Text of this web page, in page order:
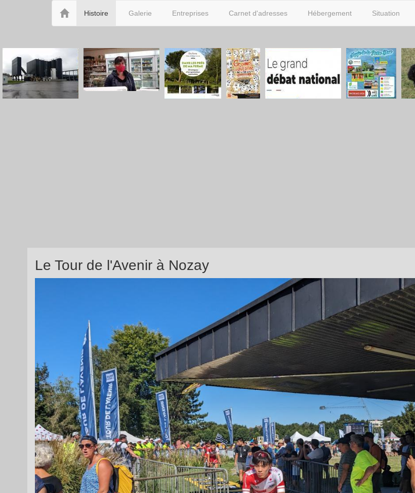
Histoire Galerie Entreprises Carnet d'adresses Hébergement Situation
Le Tour de l'Avenir à Nozay